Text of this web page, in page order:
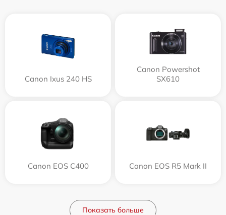
Canon Ixus 240 HS
Canon Powershot
SX610
Canon EOS C400 Canon EOS R5 Mark II
Показать больше